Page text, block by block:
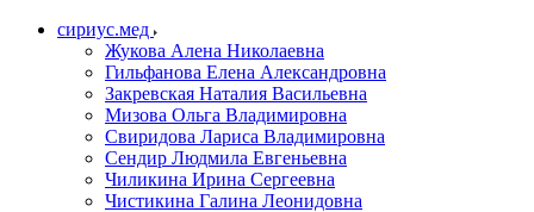
сириус.мед
Жукова Алена Николаевна
Гильфанова Елена Александровна
Закревская Наталия Васильевна
Мизова Ольга Владимировна
Свиридова Лариса Владимировна
Сендир Людмила Евгеньевна
Чиликина Ирина Сергеевна
Чистикина Галина Леонидовна